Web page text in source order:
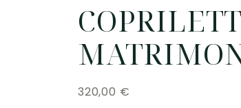
320,00 €